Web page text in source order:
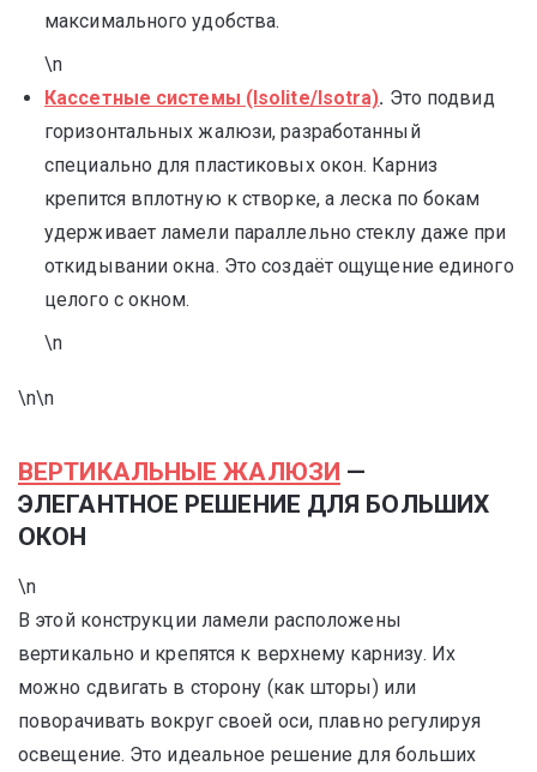
максимального удобства.
\n
Кассетные системы (Isolite/Isotra). Это подвид
горизонтальных жалюзи, разработанный
специально для пластиковых окон. Карниз
крепится вплотную к створке, а леска по бокам
удерживает ламели параллельно стеклу даже при
откидывании окна. Это создаёт ощущение единого
целого с окном.
\n
\n\n
ВЕРТИКАЛЬНЫЕ ЖАЛЮЗИ —
ЭЛЕГАНТНОЕ РЕШЕНИЕ ДЛЯ БОЛЬШИХ
ОКОН
\n
В этой конструкции ламели расположены
вертикально и крепятся к верхнему карнизу. Их
можно сдвигать в сторону (как шторы) или
поворачивать вокруг своей оси, плавно регулируя
освещение. Это идеальное решение для больших